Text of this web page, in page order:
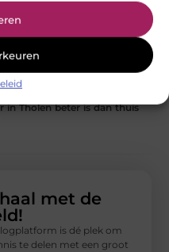
voor succes
van krijgt
in Tholen beter is dan thuis
met de
is dé plek om
te delen met een groot